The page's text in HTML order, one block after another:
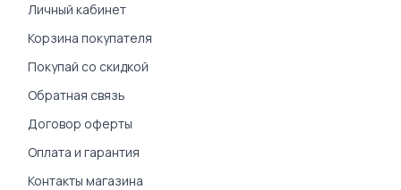
Личный кабинет
Корзина покупателя
Покупай со скидкой
Обратная связь
Договор оферты
Оплата и гарантия
Контакты магазина